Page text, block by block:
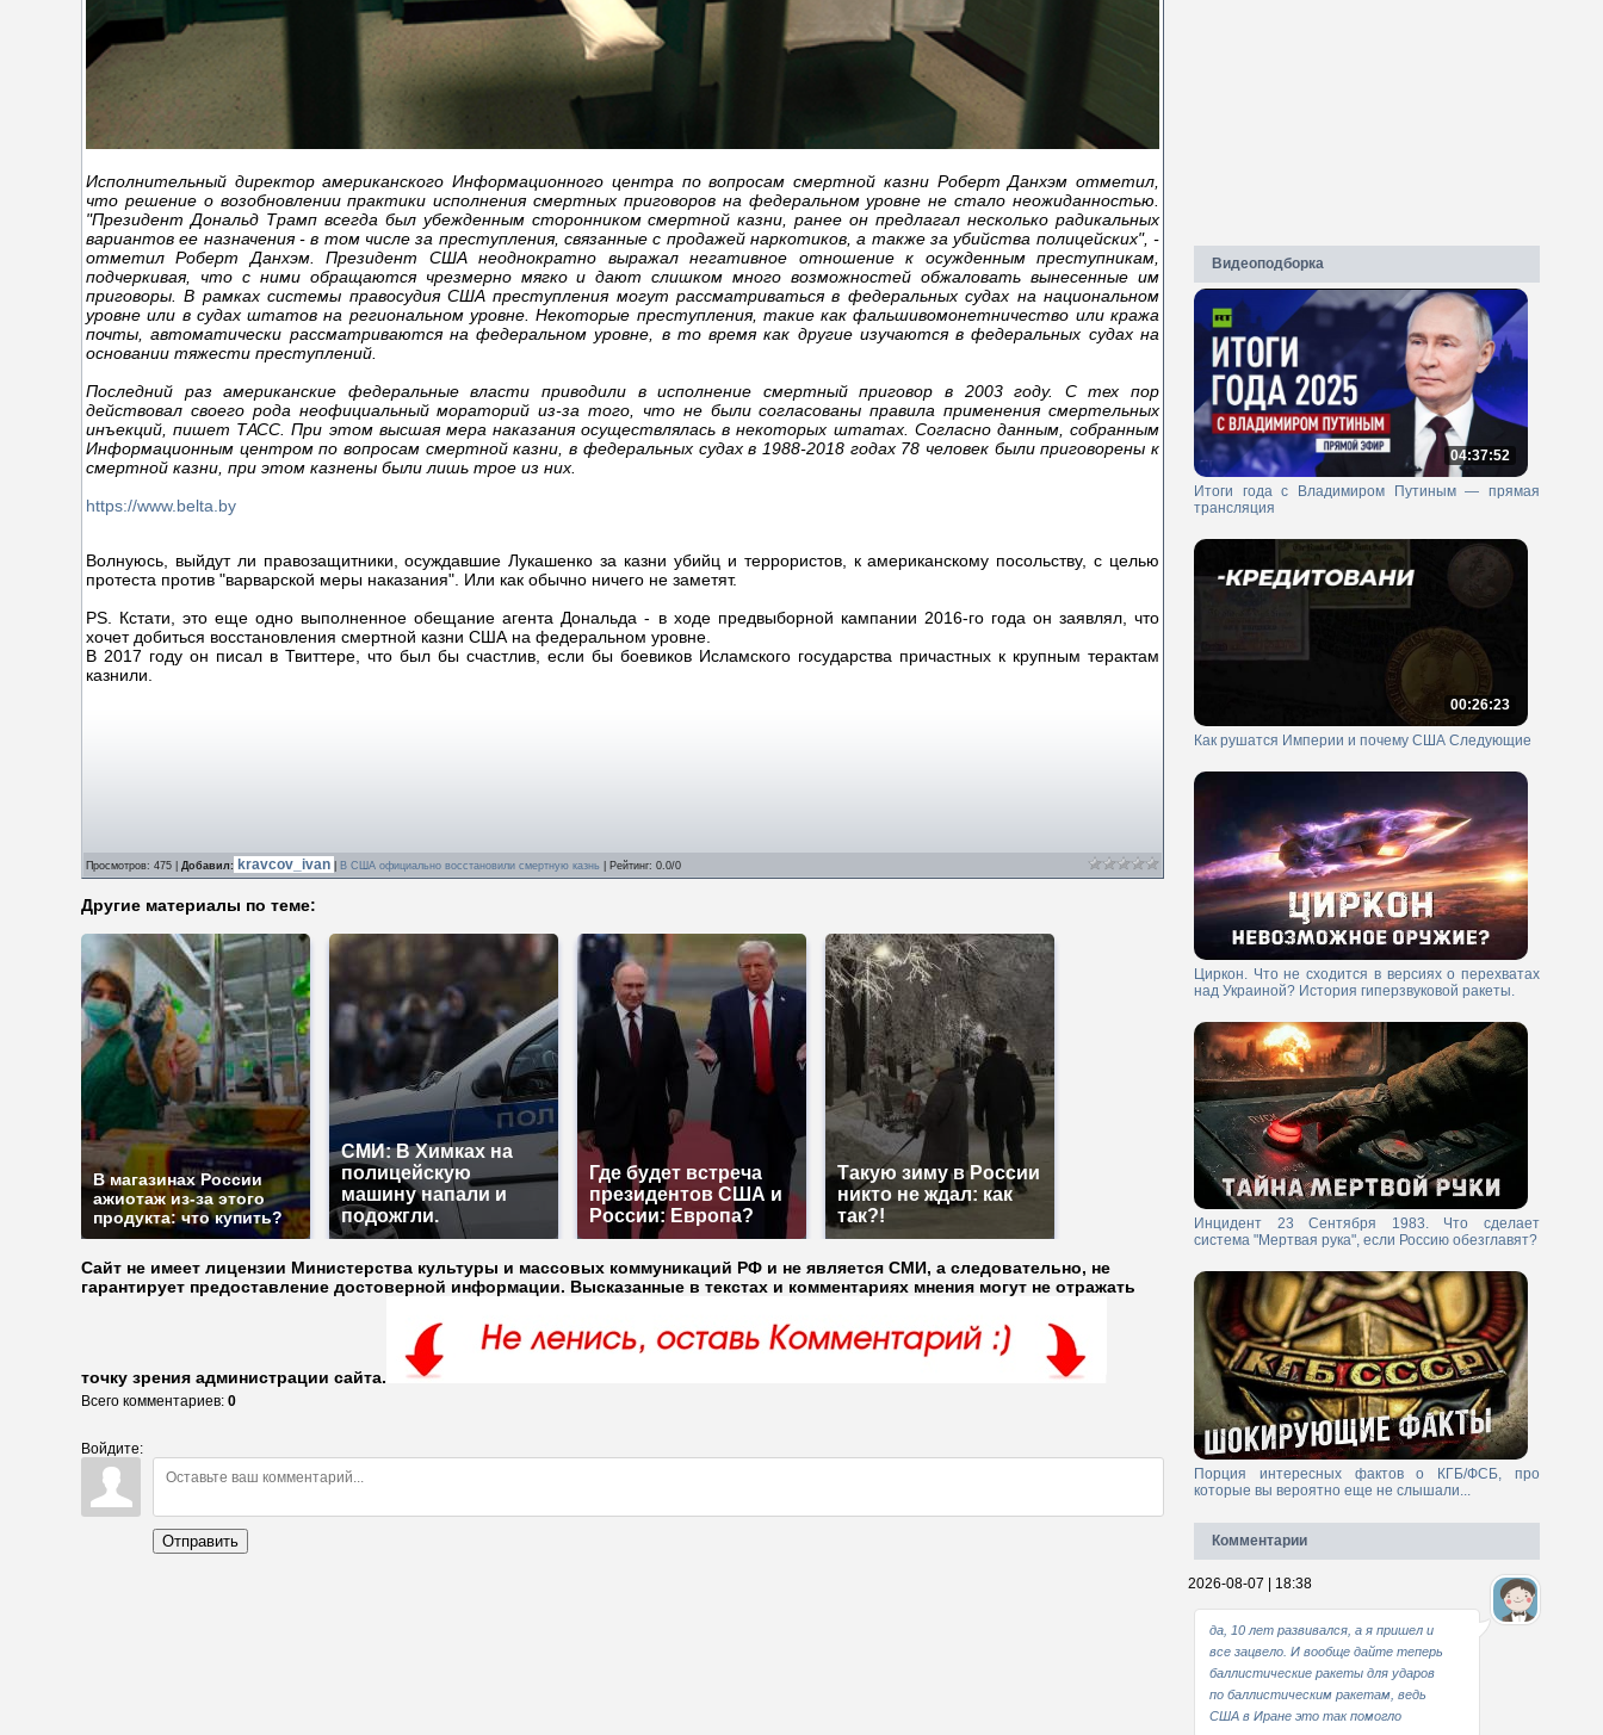
Исполнительный директор американского Информационного центра по вопросам смертной казни Роберт Данхэм отметил,
что решение о возобновлении практики исполнения смертных приговоров на федеральном уровне не стало неожиданностью.
"Президент Дональд Трамп всегда был убежденным сторонником смертной казни, ранее он предлагал несколько радикальных
вариантов ее назначения - в том числе за преступления, связанные с продажей наркотиков, а также за убийства полицейских", -
отметил Роберт Данхэм. Президент США неоднократно выражал негативное отношение к осужденным преступникам,
подчеркивая, что с ними обращаются чрезмерно мягко и дают слишком много возможностей обжаловать вынесенные им
приговоры. В рамках системы правосудия США преступления могут рассматриваться в федеральных судах на национальном
уровне или в судах штатов на региональном уровне. Некоторые преступления, такие как фальшивомонетничество или кража
почты, автоматически рассматриваются на федеральном уровне, в то время как другие изучаются в федеральных судах на
основании тяжести преступлений.
Последний раз американские федеральные власти приводили в исполнение смертный приговор в 2003 году. С тех пор
действовал своего рода неофициальный мораторий из-за того, что не были согласованы правила применения смертельных
инъекций, пишет ТАСС. При этом высшая мера наказания осуществлялась в некоторых штатах. Согласно данным, собранным
Информационным центром по вопросам смертной казни, в федеральных судах в 1988-2018 годах 78 человек были приговорены к
смертной казни, при этом казнены были лишь трое из них.
https://www.belta.by
Волнуюсь, выйдут ли правозащитники, осуждавшие Лукашенко за казни убийц и террористов, к американскому посольству, с целью
протеста против "варварской меры наказания". Или как обычно ничего не заметят.
PS. Кстати, это еще одно выполненное обещание агента Дональда - в ходе предвыборной кампании 2016-го года он заявлял, что
хочет добиться восстановления смертной казни США на федеральном уровне.
В 2017 году он писал в Твиттере, что был бы счастлив, если бы боевиков Исламского государства причастных к крупным терактам
казнили.
Просмотров: 475 | Добавил: kravcov_ivan В США официально восстановили смертную казнь Рейтинг: 0.0/0
Другие материалы по теме:
В магазинах России
ажиотаж из-за этого
продукта: что купить?
СМИ: В Химках на
полицейскую
машину напали и
подожгли.
Где будет встреча
президентов США и
России: Европа?
Такую зиму в России
никто не ждал: как
так?!
Сайт не имеет лицензии Министерства культуры и массовых коммуникаций РФ и не является СМИ, а следовательно, не
гарантирует предоставление достоверной информации. Высказанные в текстах и комментариях мнения могут не отражать
точку зрения администрации сайта.
Всего комментариев: 0
Войдите:
Отправить
Видеоподборка
04:37:52
Итоги года с Владимиром Путиным — прямая
трансляция
00:26:23
Как рушатся Империи и почему США Следующие
Циркон. Что не сходится в версиях о перехватах
над Украиной? История гиперзвуковой ракеты.
Инцидент 23 Сентября 1983. Что сделает
система "Мертвая рука", если Россию обезглавят?
Порция интересных фактов о КГБ/ФСБ, про
которые вы вероятно еще не слышали...
Комментарии
2026-08-07 | 18:38
да, 10 лет развивался, а я пришел и
все зацвело. И вообще дайте теперь
баллистические ракеты для ударов
по баллистическим ракетам, ведь
США в Иране это так помогло